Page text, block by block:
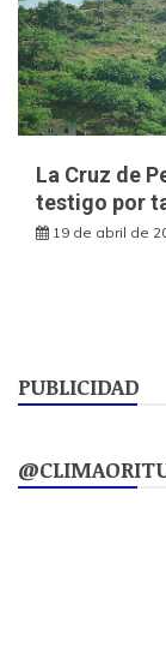
La Cruz de
testigo por
19 de abril de
PUBLICIDAD